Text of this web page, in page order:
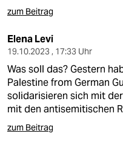
zum Beitrag
Elena Levi
19.10.2023 , 17:33 Uhr
Was soll das? Gestern
Palestine from German
solidarisieren sich mit
mit den antisemitischen
zum Beitrag